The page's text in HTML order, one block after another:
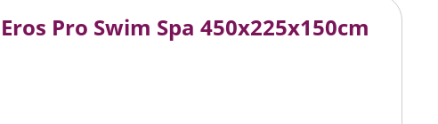
Pro Swim Spa 450x225x150cm